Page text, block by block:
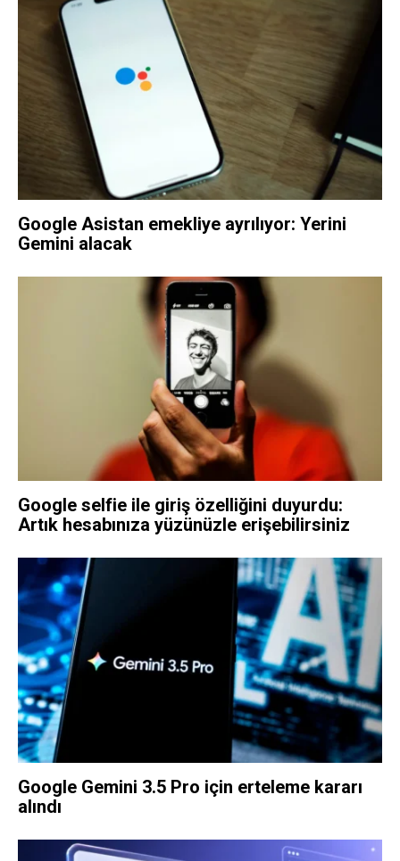
Google Asistan emekliye ayrılıyor: Yerini
Gemini alacak
Google selfie ile giriş özelliğini duyurdu:
Artık hesabınıza yüzünüzle erişebilirsiniz
Google Gemini 3.5 Pro için erteleme kararı
alındı